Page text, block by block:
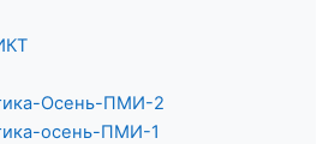
Осень-ПМИ-2
осень-ПМИ-1